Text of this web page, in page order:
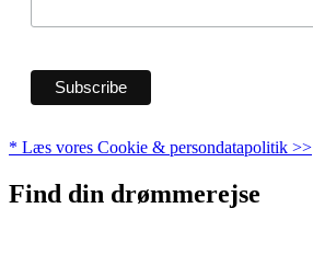
* Læs vores Cookie & persondatapolitik >>
Find din drømmerejse